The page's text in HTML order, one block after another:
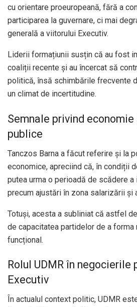
cu orientare proeuropeană, fără a
participarea la guvernare, ci mai
generală a viitorului Executiv.
Liderii formațiunii susțin că au fost
coaliții recente și au încercat să
politică, însă schimbările frecvente
un climat de incertitudine.
Semnale privind
publice
Tanczos Barna a făcut referire și la
economice, apreciind că, în condiții
putea urma o perioadă de scădere
precum ajustări în zona salarizării și
Totuși, acesta a subliniat că astfel
de capacitatea partidelor de a forma
funcțional.
Rolul UDMR în negocierile
Executiv
În actualul context politic, UDMR